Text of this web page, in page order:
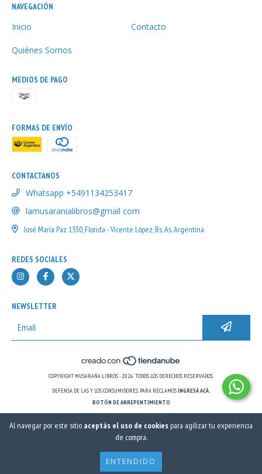
Al navegar por este sitio aceptás el uso de cookies para agilizar tu experiencia
de compra.
ENTENDIDO
NAVEGACIÓN
Inicio Contacto
Quiénes Somos
MEDIOS DE PAGO
FORMAS DE ENVÍO
CONTACTANOS
Whatsapp +5491134253417
lamusaranialibros@gmail com
José María Paz 1530, Florida - Vicente López, Bs. As. Argentina
REDES SOCIALES
NEWSLETTER
COPYRIGHT MUSARAÑA LIBROS - 2026. TODOS LOS DERECHOS RESERVADOS.
DEFENSA DE LAS Y LOS CONSUMIDORES. PARA RECLAMOSINGRESÁ ACÁ.
BOTÓN DE ARREPENTIMIENTO